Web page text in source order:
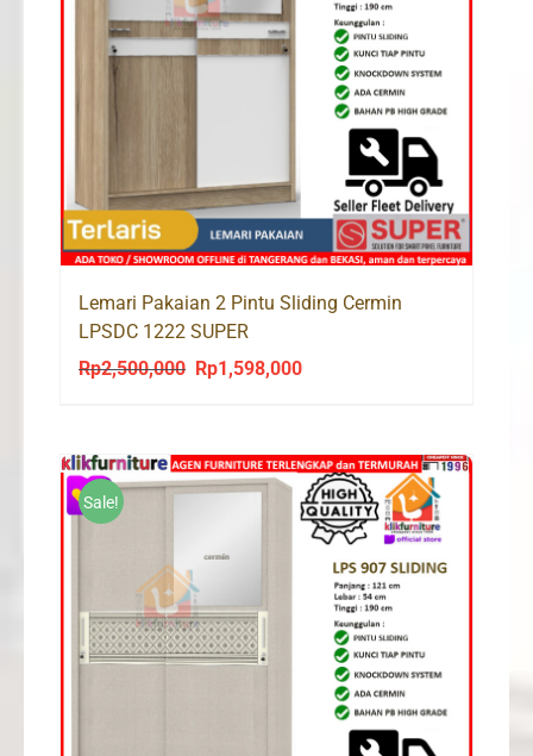
Lemari Pakaian 2 Pintu Sliding Cermin
LPSDC 1222 SUPER
Rp2,500,000
Original
Rp2,500,000.
Rp1,598,000Current
Rp1,598,000.
Sale!